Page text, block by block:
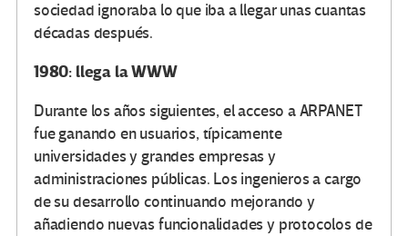
sociedad ignoraba lo que iba a llegar unas cuantas
décadas después.
1980: llega la WWW
Durante los años siguientes, el acceso a ARPANET
fue ganando en usuarios, típicamente
universidades y grandes empresas y
administraciones públicas. Los ingenieros a cargo
de su desarrollo continuando mejorando y
añadiendo nuevas funcionalidades y protocolos de